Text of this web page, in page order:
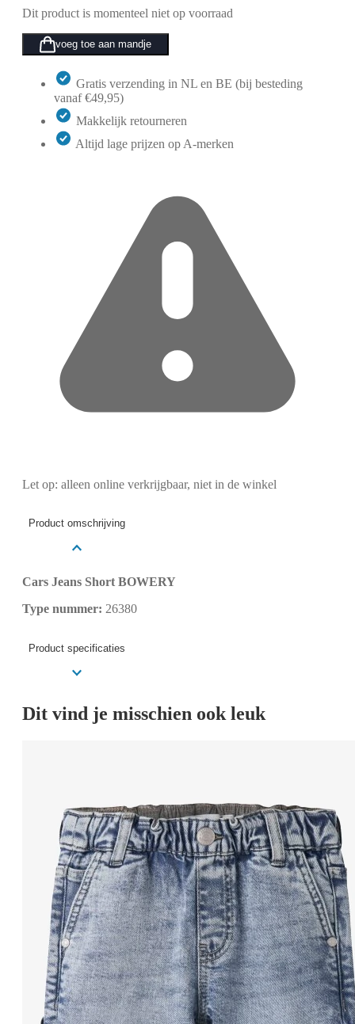
Dit product is momenteel niet op voorraad
voeg toe aan mandje
Gratis verzending in NL en BE (bij besteding
vanaf €49,95)
Makkelijk retourneren
Altijd lage prijzen op A-merken
Let op: alleen online verkrijgbaar, niet in de winkel
Product omschrijving
Cars Jeans Short BOWERY
Type nummer: 26380
Product specificaties
Dit vind je misschien ook leuk